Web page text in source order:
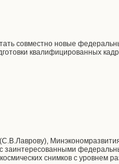
совместно новые
квалифицированных
заинтересованными
снимков с уровнем